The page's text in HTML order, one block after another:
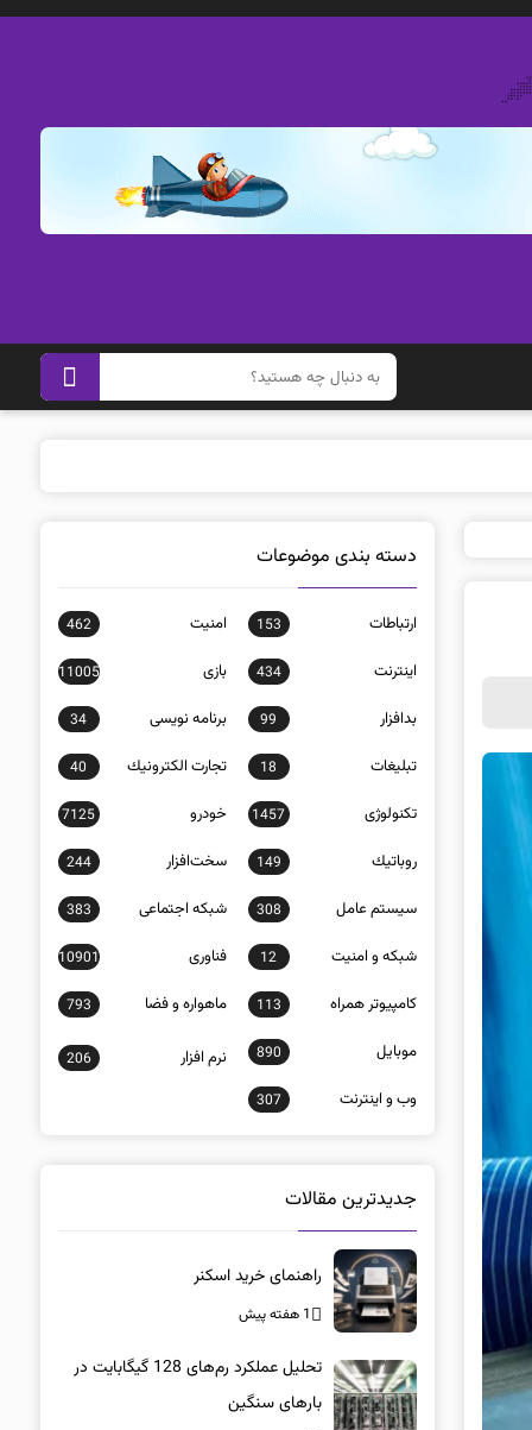
دسته بندی موضوعات
ارتباطات 153 امنيت 462
اينترنت 434 بازی 11005
بدافزار 99 برنامه نويسی 34
تبلیغات 18 تجارت الكترونيك 40
تکنولوژی 1457 خودرو 7125
روباتيك 149 سخت‌افزار 244
سيستم عامل 308 شبكه اجتماعی 383
شبكه و امنيت 12 فناوری 10901
كامپيوتر همراه 113 ماهواره و فضا 793
موبايل 890 نرم افزار 206
وب و اينترنت 307
جدیدترین مقالات
راهنمای خرید اسکنر
1 هفته پیش
تحلیل عملکرد رم‌های 128 گیگابایت در
بارهای سنگین